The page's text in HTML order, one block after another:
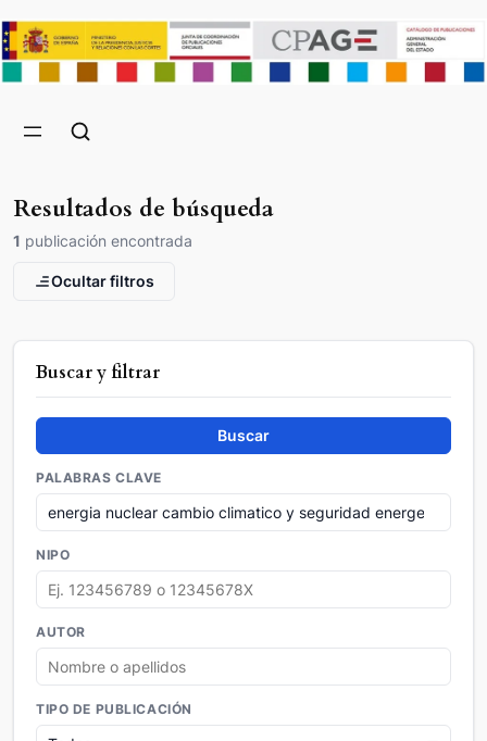
Resultados de búsqueda
1 publicación encontrada
Ocultar filtros
Buscar y filtrar
Buscar
PALABRAS CLAVE
NIPO
AUTOR
TIPO DE PUBLICACIÓN